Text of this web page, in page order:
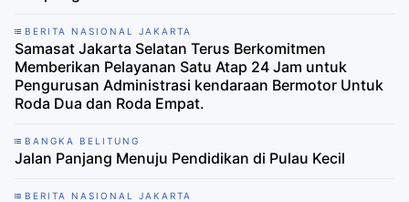
BERITA NASIONAL JAKARTA
Samasat Jakarta Selatan Terus Berkomitmen
Memberikan Pelayanan Satu Atap 24 Jam untuk
Pengurusan Administrasi kendaraan Bermotor Untuk
Roda Dua dan Roda Empat.
BANGKA BELITUNG
Jalan Panjang Menuju Pendidikan di Pulau Kecil
BERITA NASIONAL JAKARTA